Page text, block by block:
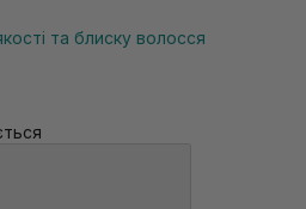
та блиску волосся